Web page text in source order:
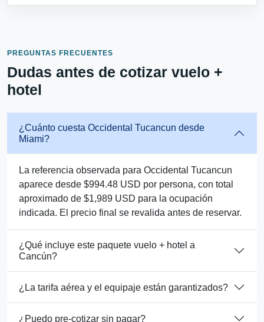
PREGUNTAS FRECUENTES
Dudas antes de cotizar vuelo +
hotel
¿Cuánto cuesta Occidental Tucancun desde
Miami?
La referencia observada para Occidental Tucancun
aparece desde $994.48 USD por persona, con total
aproximado de $1,989 USD para la ocupación
indicada. El precio final se revalida antes de reservar.
¿Qué incluye este paquete vuelo + hotel a
Cancún?
¿La tarifa aérea y el equipaje están garantizados?
¿Puedo pre-cotizar sin pagar?